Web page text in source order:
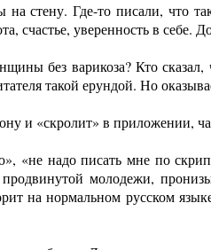
стену. Где-то писали, что
счастье, уверенность в себе.
без варикоза? Кто
такой ерундой. Но
и «скролит» в приложении,
«не надо писать мне по
молодежи,
на нормальном русском